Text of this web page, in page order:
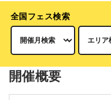
全国フェス検索
開催概要